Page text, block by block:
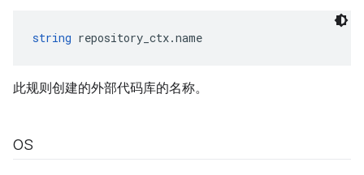
string repository_ctx.name
此规则创建的外部代码库的名称。
os